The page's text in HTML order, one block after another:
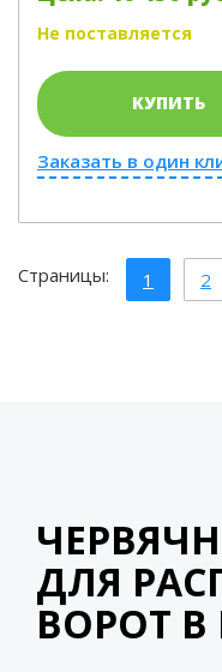
Не поставляется
КУПИТЬ
Заказать в один
Страницы: 1 2
ДЛЯ
ВОРОТ